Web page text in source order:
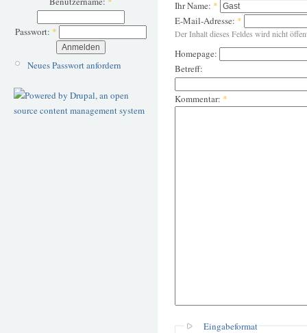
Passwort: *
Neues Passwort anfordern
Ihr Name: *
E-Mail-Adresse: *
Der Inhalt dieses Feldes wird nicht
Homepage:
Betreff:
Kommentar: *
Eingabeformat